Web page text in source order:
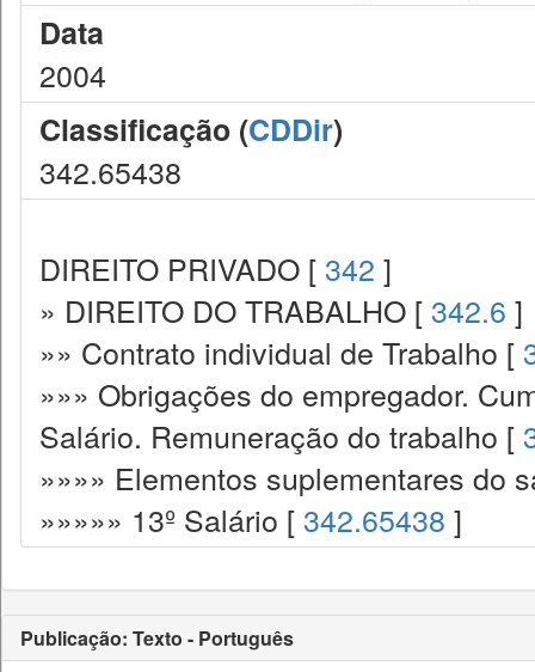
Data
2004
Classificação (CDDir)
342.65438
DIREITO PRIVADO [ 342 ]
» DIREITO DO TRABALHO [ 342.6 ]
»» Contrato individual de Trabalho [
»»» Obrigações do empregador.
Salário. Remuneração do trabalho [
»»»» Elementos suplementares do
»»»»» 13º Salário [ 342.65438 ]
Publicação: Texto - Português